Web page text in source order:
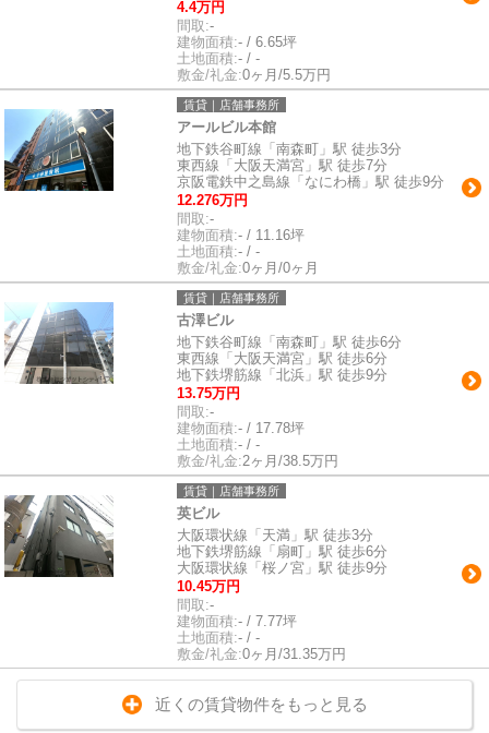
4.4万円
間取:-
建物面積:- / 6.65坪
土地面積:- / -
敷金/礼金:0ヶ月/5.5万円
賃貸｜店舗事務所
アールビル本館
地下鉄谷町線「南森町」駅 徒歩3分
東西線「大阪天満宮」駅 徒歩7分
京阪電鉄中之島線「なにわ橋」駅 徒歩9分
12.276万円
間取:-
建物面積:- / 11.16坪
土地面積:- / -
敷金/礼金:0ヶ月/0ヶ月
賃貸｜店舗事務所
古澤ビル
地下鉄谷町線「南森町」駅 徒歩6分
東西線「大阪天満宮」駅 徒歩6分
地下鉄堺筋線「北浜」駅 徒歩9分
13.75万円
間取:-
建物面積:- / 17.78坪
土地面積:- / -
敷金/礼金:2ヶ月/38.5万円
賃貸｜店舗事務所
英ビル
大阪環状線「天満」駅 徒歩3分
地下鉄堺筋線「扇町」駅 徒歩6分
大阪環状線「桜ノ宮」駅 徒歩9分
10.45万円
間取:-
建物面積:- / 7.77坪
土地面積:- / -
敷金/礼金:0ヶ月/31.35万円
近くの賃貸物件をもっと見る